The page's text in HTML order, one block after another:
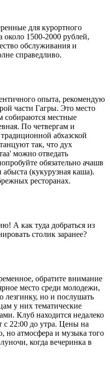
для курортного
около 1500-2000 рублей,
обслуживания и
справедливо.
опыта, рекомендую
части Гагры. Это место
собираются местные
По четвергам и
абхазской
так, что дух
можно отведать
обязательно ачашв
(кукурузная каша).
ресторанах.
А как туда добраться из
столик заранее?
обратите внимание
место среди молодежи,
лезгинку, но и послушать
у них тематические
Клуб находится недалеко
с 22:00 до утра. Цены на
но атмосфера и музыка того
когда вечеринка в